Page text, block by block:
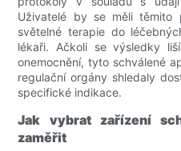
Uživatelé by se měli
světelné terapie do
lékaři. Ačkoli se výsledky
onemocnění, tyto schválené
regulační orgány shledaly
specifické indikace.
Jak vybrat zařízení
zaměřit